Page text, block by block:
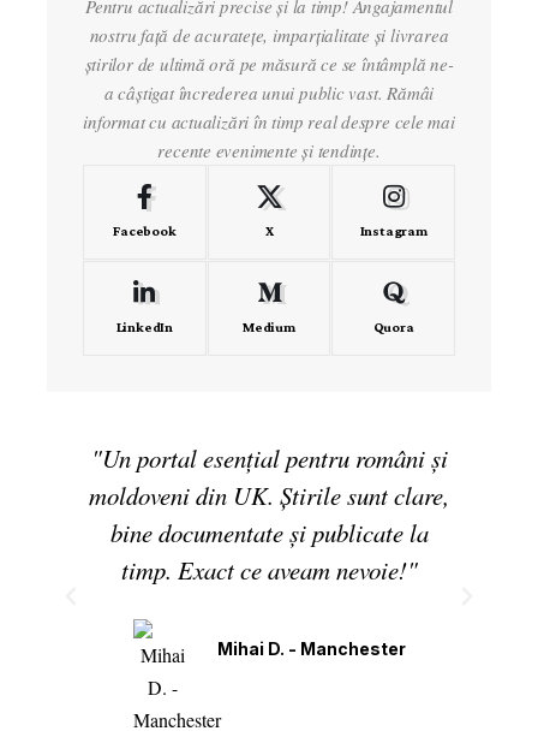
Pentru actualizări precise și la timp! Angajamentul
nostru față de acuratețe, imparțialitate și livrarea
știrilor de ultimă oră pe măsură ce se întâmplă ne-
a câștigat încrederea unui public vast. Rămâi
informat cu actualizări în timp real despre cele mai
recente evenimente și tendințe.
Facebook X Instagram
LinkedIn Medium Quora
"Un portal esențial pentru români și
moldoveni din UK. Știrile sunt clare,
bine documentate și publicate la
timp. Exact ce aveam nevoie!"
Mihai D. - Manchester